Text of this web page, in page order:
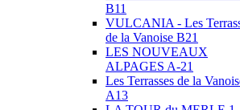
B11
VULCANIA - Les
de la Vanoise B21
LES NOUVEAUX
ALPAGES A-21
Les Terrasses de la
A13